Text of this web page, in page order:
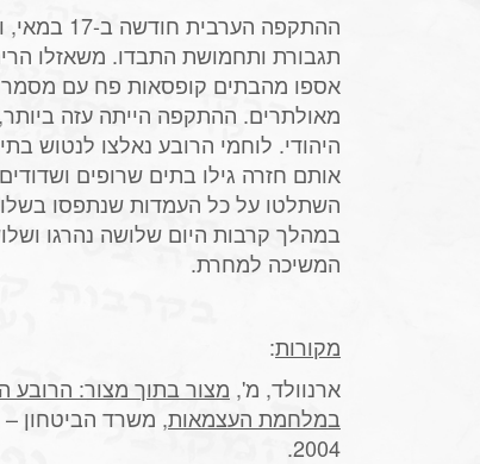
ההתקפה
תגבורת ותחמושת התבדו. משאזלו
מאולתרים. ההתקפה הייתה עזה
היהודי. לוחמי הרובע נאלצו לנטוש
אותם חזרה גילו בתים שרופים
השתלטו על כל העמדות שנתפסו
במהלך קרבות היום שלושה נהרגו
המשיכה למחרת.
מקורות:
ארנוולד, מ', מצור בתוך מצור: הרובע
במלחמת העצמאות, משרד הביטחון
2004.